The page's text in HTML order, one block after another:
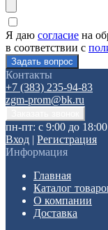
Я даю согласие на
в соответствии с
Контакты
+7 (383) 235-94-83
zgm-prom@bk.ru
пн-пт: с 9:00 до 18:00
Вход | Регистрация
Информация
Главная
Каталог
О компании
Доставка